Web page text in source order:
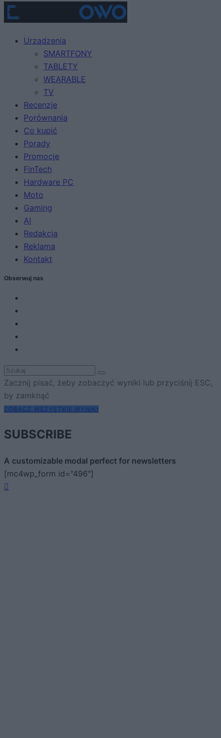
Urządzenia
SMARTFONY
TABLETY
WEARABLE
TV
Recenzje
Porównania
Co kupić
Porady
Promocje
FinTech
Hardware PC
Moto
Gaming
AI
Redakcja
Reklama
Kontakt
Obserwuj nas
Zacznij pisać, żeby zobaczyć wyniki lub przyciśnij ESC,
by zamknąć
ZOBACZ WSZYSTKIE WYNIKI
SUBSCRIBE
A customizable modal perfect for newsletters
[mc4wp_form id="496"]